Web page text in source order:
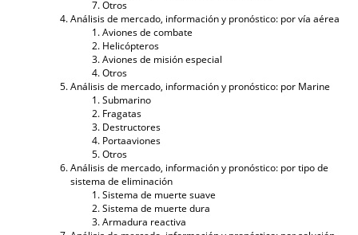
Otros
Análisis de mercado, información y pronóstico: por vía aérea
Aviones de combate
Helicópteros
Aviones de misión especial
Otros
Análisis de mercado, información y pronóstico: por Marine
Submarino
Fragatas
Destructores
Portaaviones
Otros
Análisis de mercado, información y pronóstico: por tipo de
sistema de eliminación
Sistema de muerte suave
Sistema de muerte dura
Armadura reactiva